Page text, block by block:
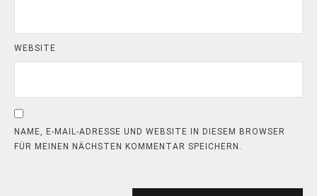
WEBSITE
NAME, E-MAIL-ADRESSE UND WEBSITE IN DIESEM BROWSER
FÜR MEINEN NÄCHSTEN KOMMENTAR SPEICHERN.